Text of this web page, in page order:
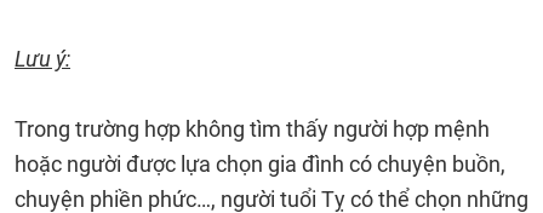
Lưu ý:
Trong trường hợp không tìm thấy người hợp mệnh
hoặc người được lựa chọn gia đình có chuyện buồn,
chuyện phiền phức…, người tuổi Tỵ có thể chọn những